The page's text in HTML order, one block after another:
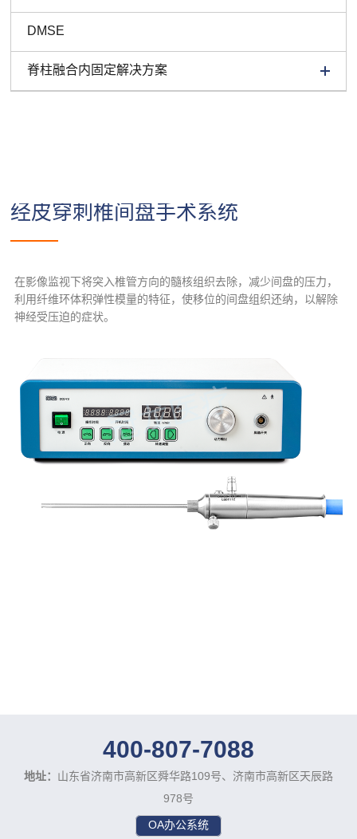
DMSE
脊柱融合内固定解决方案
经皮穿刺椎间盘手术系统
在影像监视下将突入椎管方向的髓核组织去除，减少间盘的压力，
利用纤维环体积弹性模量的特征，使移位的间盘组织还纳，以解除
神经受压迫的症状。
400-807-7088
地址：
山东省济南市高新区舜华路109号、济南市高新区天辰路
978号
OA办公系统